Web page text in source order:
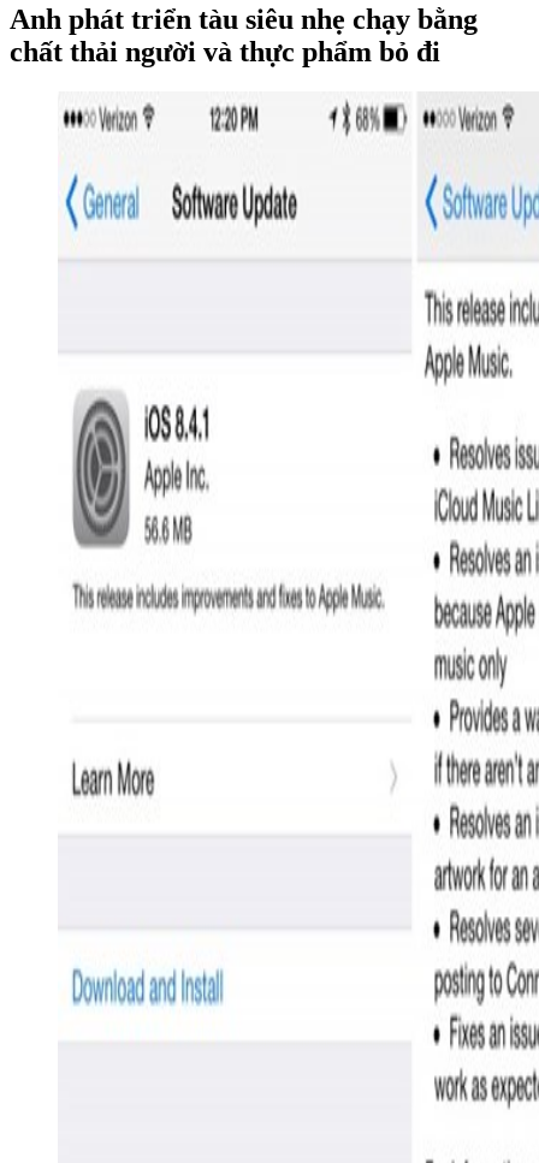
Anh phát triển tàu siêu nhẹ chạy bằng
chất thải người và thực phẩm bỏ đi